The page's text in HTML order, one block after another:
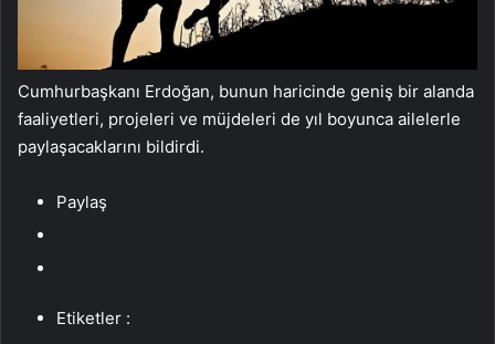
Cumhurbaşkanı Erdoğan, bunun haricinde geniş bir alanda
faaliyetleri, projeleri ve müjdeleri de yıl boyunca ailelerle
paylaşacaklarını bildirdi.
Paylaş
Etiketler :